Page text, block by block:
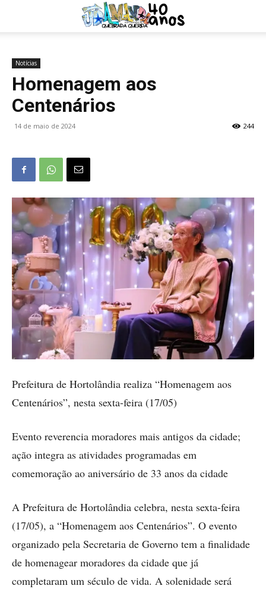
Notícias
Homenagem aos
Centenários
14 de maio de 2024 244
Prefeitura de Hortolândia realiza “Homenagem aos
Centenários”, nesta sexta-feira (17/05)
Evento reverencia moradores mais antigos da cidade;
ação integra as atividades programadas em
comemoração ao aniversário de 33 anos da cidade
A Prefeitura de Hortolândia celebra, nesta sexta-feira
(17/05), a “Homenagem aos Centenários”. O evento
organizado pela Secretaria de Governo tem a finalidade
de homenagear moradores da cidade que já
completaram um século de vida. A solenidade será